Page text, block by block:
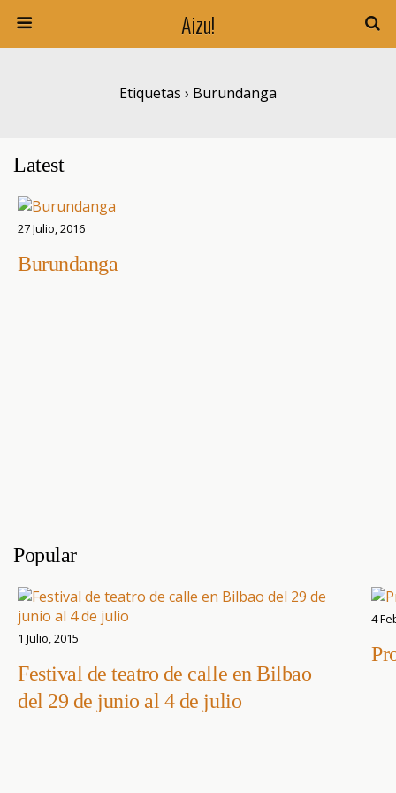
Aizu!
Etiquetas › Burundanga
Latest
27 Julio, 2016
Burundanga
Popular
1 Julio, 2015
Festival de teatro de calle en Bilbao
del 29 de junio al 4 de julio
4